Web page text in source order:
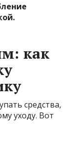
как
средства,
уходу. Вот